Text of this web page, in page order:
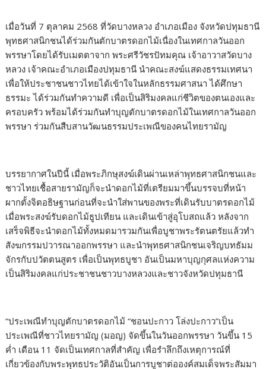
เมื่อวันที่ 7 ตุลาคม 2568 ที่วัดบางหลวง อำเภอเมือง จังหวัดปทุมธานี
พุทธศาสนิกชนได้ร่วมกันตักบาตรดอกไม้เนื่องในเทศกาลวันออก
พรรษาโดยได้รับเมตตาจาก พระศรีวัชรปัทมคุณ เจ้าอาวาสวัดบาง
หลวง เจ้าคณะอำเภอเมืองปทุมธานี นำคณะสงฆ์แสดงธรรมเทศนา
เพื่อให้ประชาชนชาวไทยได้เข้าใจในหลักธรรมศาสนา ได้ศึกษา
ธรรมะ ได้ร่วมกันทำความดี เพื่อเป็นสิริมงคลแก่ชีวิตของตนเองและ
ครอบครัว พร้อมได้ร่วมกันทำบุญตักบาตรดอกไม้ในเทศกาลวันออก
พรรษา ร่วมกันสืบสานวัฒนธรรมประเพณีของคนไทยรามัญ
บรรยากาศในปีนี้ เมื่อพระภิกษุสงฆ์เดินผ่านเหล่าพุทธศาสนิกชนและ
ชาวไทยเชื้อสายรามัญก็จะนำดอกไม้ที่เตรียมมาขึ้นบรรจบที่หน้า
ผากตั้งจิตอธิษฐานก่อนที่จะนำใส่พานของพระที่เดินรับบาตรดอกไม้
เมื่อพระสงฆ์รับดอกไม้ธูปเทียน และเดินเข้าสู่อุโบสถแล้ว หลังจาก
เสร็จพิธีจะนำดอกไม้ทั้งหมดมารวมกันเพื่อบูชาพระรัตนตรัยแล้วทำ
สังฆกรรมปวารณาออกพรรษา และนำพุทธศาสนิกชนเจริญบทธัมม
จักรกับปวัตตนสูตร เพื่อเป็นพุทธบูชา อันเป็นมหาบุญกุศลแห่งความ
เป็นสิริมงคลแก่ประชาชนชาวบางหลวงและชาวจังหวัดปทุมธานี
“ประเพณีทำบุญตักบาตรดอกไม้ “ชอนปะกาว โล่งปะกาว”เป็น
ประเพณีที่ชาวไทยรามัญ (มอญ) จัดขึ้นในวันออกพรรษา วันขึ้น 15
ค่ำ เดือน 11 จัดเป็นเทศกาลที่สำคัญ เพื่อรำลึกถึงเหตุการณ์ที่
เกี่ยวข้องกับพระพุทธประวัติอันเป็นการบูชาต่อองค์สมเด็จพระสัมมา